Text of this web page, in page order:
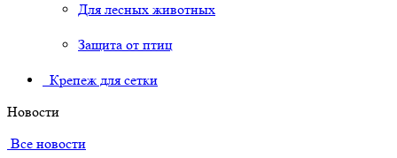
Для лесных животных
Защита от птиц
Крепеж для сетки
Новости
Все новости